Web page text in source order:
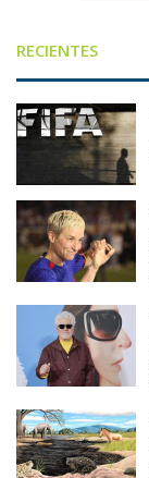
RECIENTES